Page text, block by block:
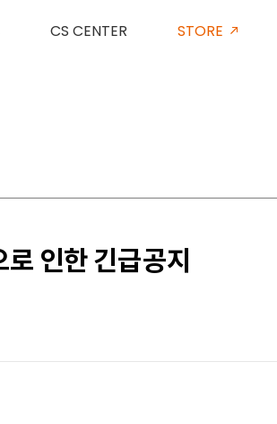
CS CENTER STORE
인한 긴급공지